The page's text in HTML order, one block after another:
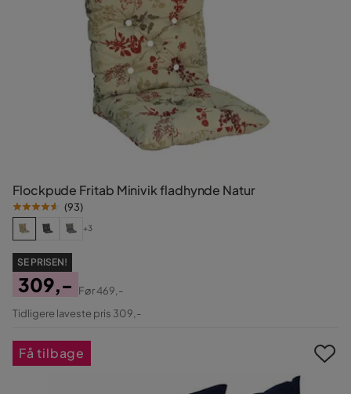
Flockpude Fritab Minivik fladhynde Natur
(93)
+3
SE PRISEN!
Pris
309,-
Original
Før469,-
Tidligere laveste pris 309,-
Få tilbage